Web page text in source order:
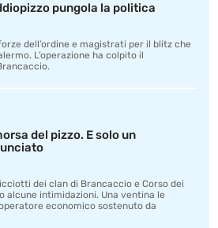
pungola la politica
dell’ordine e magistrati per il blitz che
L’operazione ha colpito il
del pizzo. E solo un
dei clan di Brancaccio e Corso dei
alcune intimidazioni. Una ventina le
economico sostenuto da